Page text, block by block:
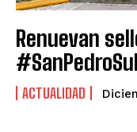
Renuevan
ACTUALIDAD